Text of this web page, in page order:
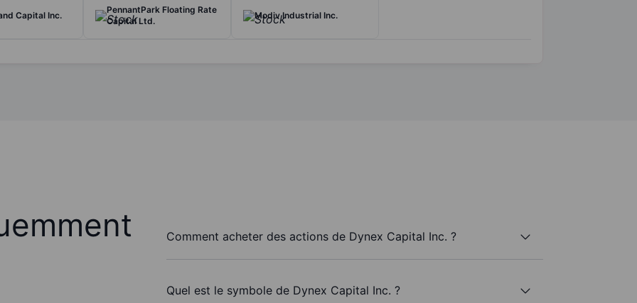
Capital Inc.
PennantPark Floating Rate
Capital Ltd.
Modiv Industrial Inc.
Comment acheter des actions de Dynex Capital Inc. ?
Quel est le symbole de Dynex Capital Inc. ?